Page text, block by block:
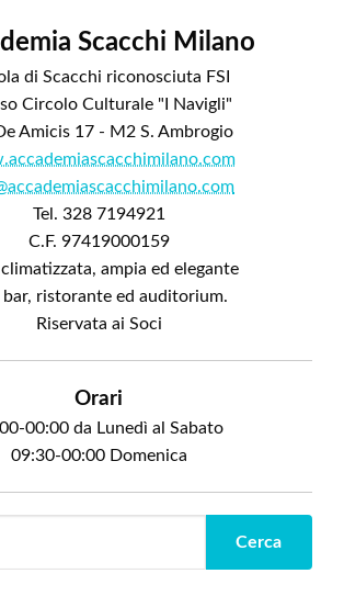
Scacchi Milano
di Scacchi riconosciuta FSI
Circolo Culturale "I Navigli"
Amicis 17 - M2 S. Ambrogio
Tel. 328 7194921
C.F. 97419000159
ampia ed elegante
bar, ristorante ed auditorium.
Riservata ai Soci
Orari
00:00 da Lunedì al Sabato
09:30-00:00 Domenica